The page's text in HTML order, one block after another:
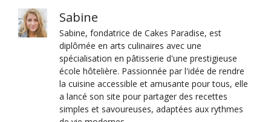
Sabine
Sabine, fondatrice de Cakes Paradise, est
diplômée en arts culinaires avec une
spécialisation en pâtisserie d'une prestigieuse
école hôtelière. Passionnée par l'idée de rendre
la cuisine accessible et amusante pour tous, elle
a lancé son site pour partager des recettes
simples et savoureuses, adaptées aux rythmes